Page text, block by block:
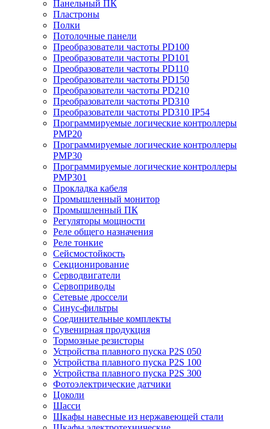
Панельный ПК
Пластроны
Полки
Потолочные панели
Преобразователи частоты PD100
Преобразователи частоты PD101
Преобразователи частоты PD110
Преобразователи частоты PD150
Преобразователи частоты PD210
Преобразователи частоты PD310
Преобразователи частоты PD310 IP54
Программируемые логические контроллеры
PMP20
Программируемые логические контроллеры
PMP30
Программируемые логические контроллеры
PMP301
Прокладка кабеля
Промышленный монитор
Промышленный ПК
Регуляторы мощности
Реле общего назначения
Реле тонкие
Сейсмостойкость
Секционирование
Серводвигатели
Сервоприводы
Сетевые дроссели
Синус-фильтры
Соединительные комплекты
Сувенирная продукция
Тормозные резисторы
Устройства плавного пуска P2S 050
Устройства плавного пуска P2S 100
Устройства плавного пуска P2S 300
Фотоэлектрические датчики
Цоколи
Шасси
Шкафы навесные из нержавеющей стали